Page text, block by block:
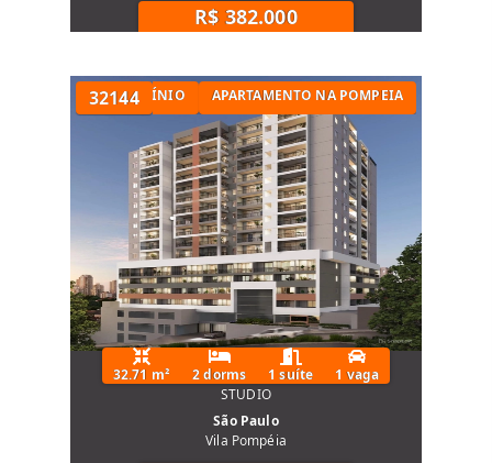
R$ 382.000
32144
EM CONDOMÍNIO APARTAMENTO NA POMPEIA
32.71 m² 2 dorms 1 suíte
1 vaga
STUDIO
São Paulo
Vila Pompéia